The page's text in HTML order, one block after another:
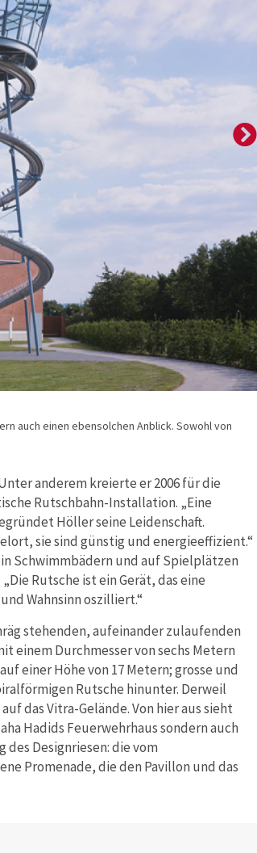
auch einen ebensolchen Anblick. Sowohl von
anderem kreierte er 2006 für die
Rutschbahn-Installation. „Eine
Höller seine Leidenschaft.
sie sind günstig und energieeffizient.“
Schwimmbädern und auf Spielplätzen
Rutsche ist ein Gerät, das eine
Wahnsinn oszilliert.“
stehenden, aufeinander zulaufenden
einem Durchmesser von sechs Metern
einer Höhe von 17 Metern; grosse und
Rutsche hinunter. Derweil
das Vitra-Gelände. Von hier aus sieht
Hadids Feuerwehrhaus sondern auch
Designriesen: die vom
Promenade, die den Pavillon und das